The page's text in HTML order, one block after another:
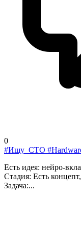
0
#Ищу_CTO
Есть идея: нейро-
Стадия: Есть
Задача:...